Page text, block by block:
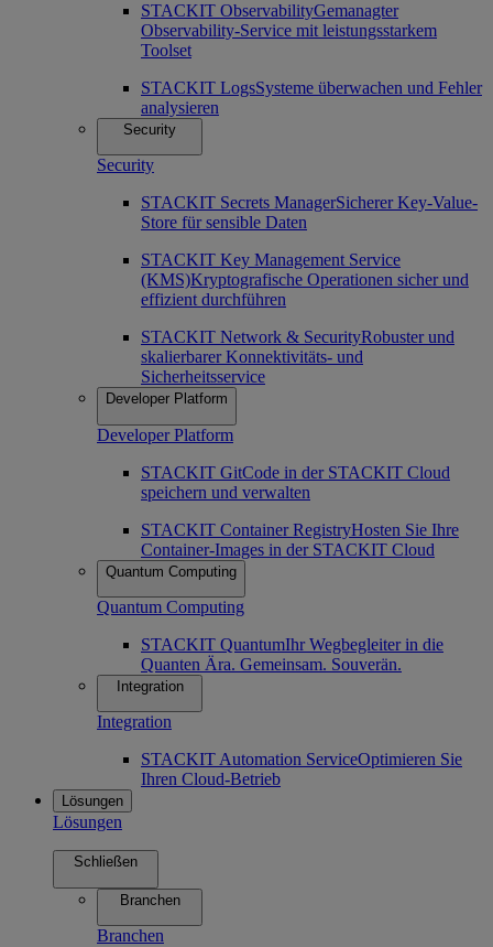
STACKIT ObservabilityGemanagter
Observability-Service mit leistungsstarkem
Toolset
STACKIT LogsSysteme überwachen und Fehler
analysieren
Security
Security
STACKIT Secrets ManagerSicherer Key-Value-
Store für sensible Daten
STACKIT Key Management Service
(KMS)Kryptografische Operationen sicher und
effizient durchführen
STACKIT Network & SecurityRobuster und
skalierbarer Konnektivitäts- und
Sicherheitsservice
Developer Platform
Developer Platform
STACKIT GitCode in der STACKIT Cloud
speichern und verwalten
STACKIT Container RegistryHosten Sie Ihre
Container-Images in der STACKIT Cloud
Quantum Computing
Quantum Computing
STACKIT QuantumIhr Wegbegleiter in die
Quanten Ära. Gemeinsam. Souverän.
Integration
Integration
STACKIT Automation ServiceOptimieren Sie
Ihren Cloud-Betrieb
Lösungen
Lösungen
Schließen
Branchen
Branchen